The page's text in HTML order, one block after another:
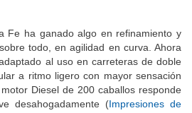
Fe ha ganado algo en refinamiento y
todo, en agilidad en curva. Ahora
al uso en carreteras de doble
a ritmo ligero con mayor sensación
Diesel de 200 caballos responde
comercializar en el futuro una